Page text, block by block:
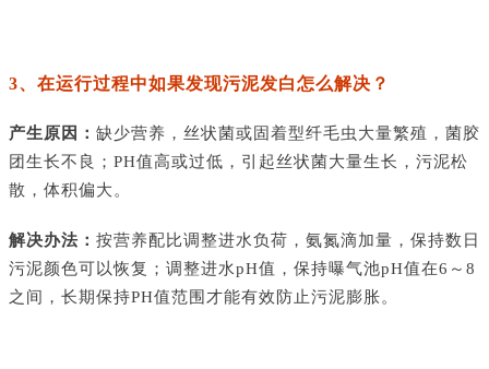
3、在运行过程中如果发现污泥发白怎么解决？
产生原因： 缺少营养，丝状菌或固着型纤毛虫大量繁殖，菌胶
团生长不良； PH值高或过低，引起丝状菌大量生长，污泥松
散，体积偏大。
解决办法： 按营养配比调整进水负荷，氨氮滴加量，保持数日
污泥颜色可以恢复；调整进水pH值，保持曝气池pH值在6～8
之间，长期保持PH值范围才能有效防止污泥膨胀。